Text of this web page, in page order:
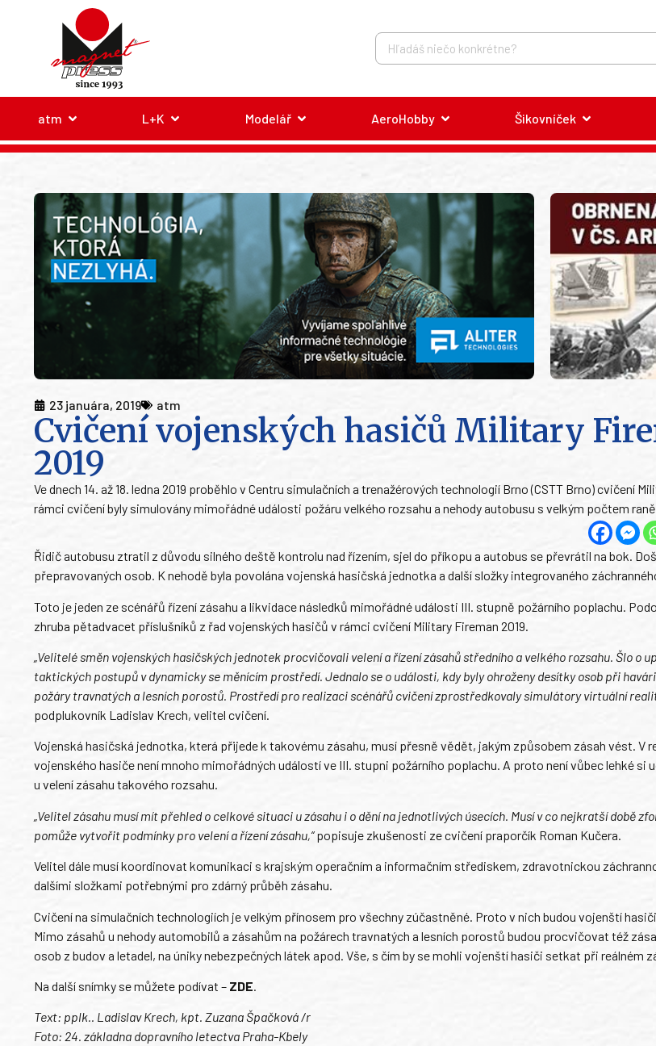
atm L+K Modelář AeroHobby Šikovníček
23 januára, 2019 atm
Cvičení vojenských hasičů Military
2019
Ve dnech 14. až 18. ledna 2019 proběhlo v Centru simulačních a trenažérových technologií Brno (CSTT Brno) cvičení
rámci cvičení byly simulovány mimořádné události požáru velkého rozsahu a nehody autobusu s velkým počtem
Řidič autobusu ztratil z důvodu silného deště kontrolu nad řízením, sjel do příkopu a autobus se převrátil na bok.
přepravovaných osob. K nehodě byla povolána vojenská hasičská jednotka a další složky integrovaného
Toto je jeden ze scénářů řízení zásahu a likvidace následků mimořádné události III. stupně požárního poplachu.
zhruba pětadvacet příslušníků z řad vojenských hasičů v rámci cvičení Military Fireman 2019.
„Velitelé směn vojenských hasičských jednotek procvičovali velení a řízení zásahů středního a velkého rozsahu. Šlo o
taktických postupů v dynamicky se měnícím prostředí. Jednalo se o události, kdy byly ohroženy desítky osob při
požáry travnatých a lesních porostů. Prostředí pro realizaci scénářů cvičení zprostředkovaly simulátory virtuální
podplukovník Ladislav Krech, velitel cvičení.
Vojenská hasičská jednotka, která přijede k takovému zásahu, musí přesně vědět, jakým způsobem zásah vést. V
vojenského hasiče není mnoho mimořádných událostí ve III. stupni požárního poplachu. A proto není vůbec lehké si
u velení zásahu takového rozsahu.
„Velitel zásahu musí mít přehled o celkové situaci u zásahu i o dění na jednotlivých úsecích. Musí v co nejkratší době
pomůže vytvořit podmínky pro velení a řízení zásahu,“popisuje zkušenosti ze cvičení praporčík Roman Kučera.
Velitel dále musí koordinovat komunikaci s krajským operačním a informačním střediskem, zdravotnickou
dalšími složkami potřebnými pro zdárný průběh zásahu.
Cvičení na simulačních technologiích je velkým přínosem pro všechny zúčastněné. Proto v nich budou vojenští
Mimo zásahů u nehody automobilů a zásahům na požárech travnatých a lesních porostů budou procvičovat též
osob z budov a letadel, na úniky nebezpečných látek apod. Vše, s čím by se mohli vojenští hasiči setkat při reálném
Na další snímky se můžete podívat – ZDE.
Text: pplk.. Ladislav Krech, kpt. Zuzana Špačková /r
Foto: 24. základna dopravního letectva Praha-Kbely